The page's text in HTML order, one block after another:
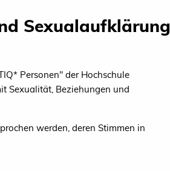
Sexualaufklärung
Personen" der Hochschule
Sexualität, Beziehungen und
werden, deren Stimmen in